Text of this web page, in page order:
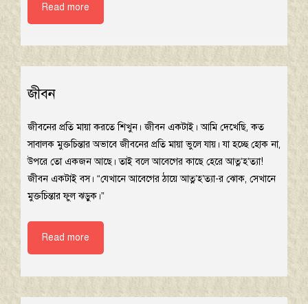
Read more
জীবন
জীবনের প্রতি মায়া করতে শিখুন। জীবন একটাই। আমি দেখেছি, কত
সাবালক মুক্তচিন্তার অভাবে জীবনের প্রতি মায়া ভুলে যায়। যা হচ্ছে হোক না,
উপরে তো একজন আছে। তাই বলে আবেগের কাছে হেরে আত্ন’হ’ত্যা!
জীবন একটাই বস। “যেখানে আবেগের ঠায়ে আত্ন’হ’ত্যা-র ঝোক, সেখানে
মুক্তচিন্তার ফুল ঝড়ুক।”
Read more